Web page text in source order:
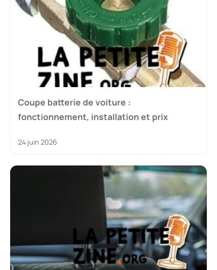
Coupe batterie de voiture :
fonctionnement, installation et prix
24 juin 2026